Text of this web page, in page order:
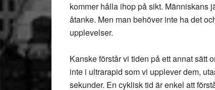
kommer hålla ihop på sikt. Människans
åtanke. Men man behöver inte ha det
upplevelser.
Kanske förstår vi tiden på ett annat sätt
inte i ultrarapid som vi upplever dem,
sekunder. En cyklisk tid är enkel att